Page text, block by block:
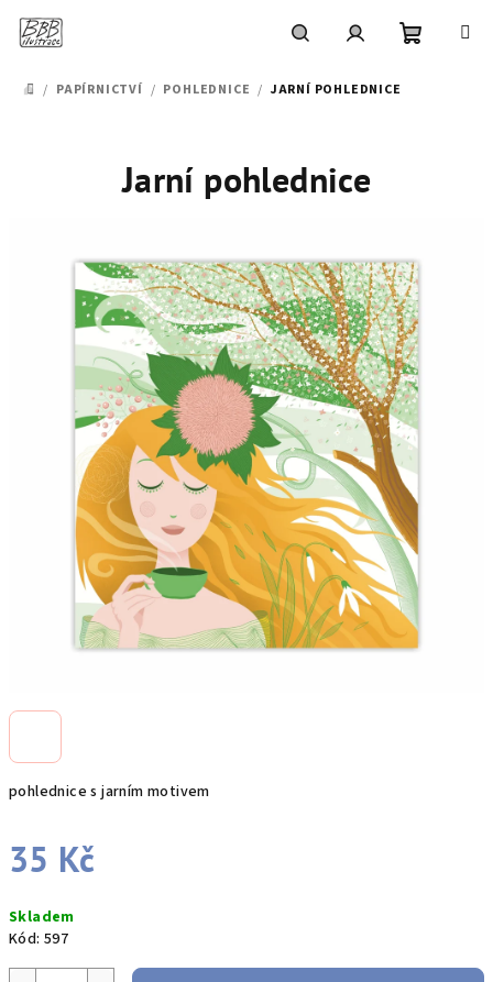
obsah
DOMŮ
/ PAPÍRNICTVÍ / POHLEDNICE / JARNÍ POHLEDNICE
pohlednice s jarním motivem
35 Kč
cena:
Skladem
Kód: 597
Jarní pohlednice